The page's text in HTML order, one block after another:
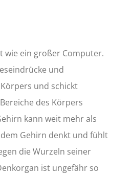
wie ein großer Computer.
und
und schickt
des Körpers
kann weit mehr als
Gehirn denkt und fühlt
die Wurzeln seiner
ist ungefähr so